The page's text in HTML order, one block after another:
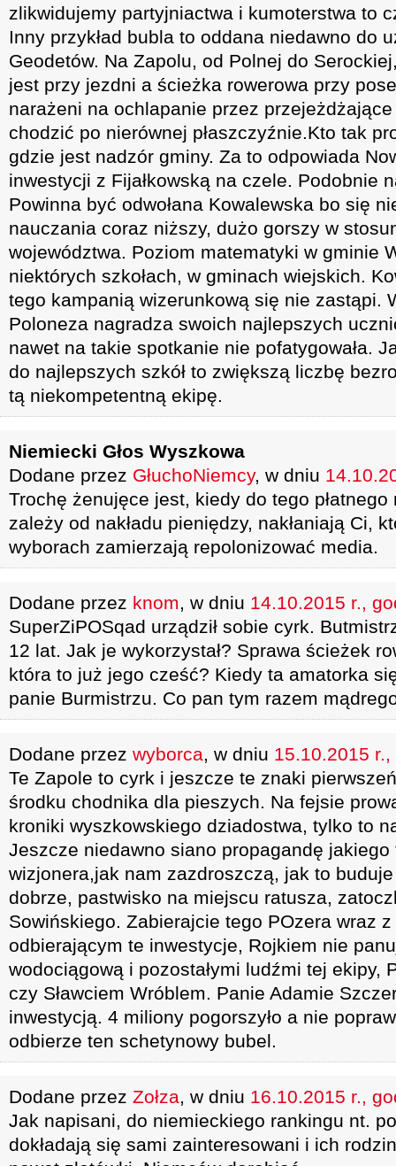
zlikwidujemy partyjniactwa i kumoterstwa to
Inny przykład bubla to oddana niedawno do
Geodetów. Na Zapolu, od Polnej do
jest przy jezdni a ścieżka rowerowa przy
narażeni na ochlapanie przez
chodzić po nierównej płaszczyźnie.Kto tak
gdzie jest nadzór gminy. Za to odpowiada
inwestycji z Fijałkowską na czele. Podobnie
Powinna być odwołana Kowalewska bo się
nauczania coraz niższy, dużo gorszy w
województwa. Poziom matematyki w gminie
niektórych szkołach, w gminach wiejskich.
tego kampanią wizerunkową się nie zastąpi.
Poloneza nagradza swoich najlepszych
nawet na takie spotkanie nie pofatygowała.
do najlepszych szkół to zwiększą liczbę
tą niekompetentną ekipę.
Niemiecki Głos Wyszkowa
Dodane przez GłuchoNiemcy, w dniu
Trochę żenujęce jest, kiedy do tego
zależy od nakładu pieniędzy, nakłaniają Ci,
wyborach zamierzają repolonizować media.
Dodane przez knom, w dniu 14.10.2015 r.,
SuperZiPOSqad urządził sobie cyrk.
12 lat. Jak je wykorzystał? Sprawa ścieżek
która to już jego cześć? Kiedy ta amatorka
panie Burmistrzu. Co pan tym razem
Dodane przez wyborca, w dniu 15.10.2015
Te Zapole to cyrk i jeszcze te znaki
środku chodnika dla pieszych. Na fejsie
kroniki wyszkowskiego dziadostwa, tylko to
Jeszcze niedawno siano propagandę
wizjonera,jak nam zazdroszczą, jak to
dobrze, pastwisko na miejscu ratusza,
Sowińskiego. Zabierajcie tego POzera wraz
odbierającym te inwestycje, Rojkiem nie
wodociągową i pozostałymi ludźmi tej ekipy,
czy Sławciem Wróblem. Panie Adamie
inwestycją. 4 miliony pogorszyło a nie
odbierze ten schetynowy bubel.
Dodane przez Zołza, w dniu 16.10.2015 r.,
Jak napisani, do niemieckiego rankingu nt.
dokładają się sami zainteresowani i ich